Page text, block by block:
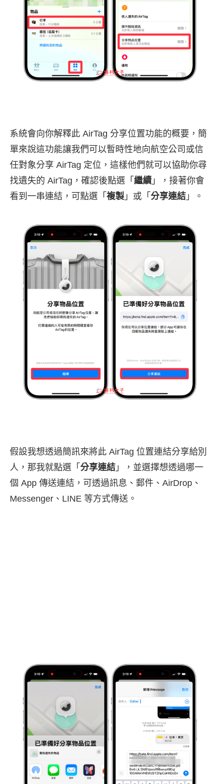
系統會向你解釋此 AirTag 分享位置功能的概要，簡
單來說這功能讓我們可以暫時性地向航空公司或信
任對象分享 AirTag 定位，這樣他們就可以協助你尋
找遺失的 AirTag，確認後點選「 繼續 」，接著你會
看到一串連結，可點選「 複製 」或「 分享連結 」。
假設我想透過簡訊來將此 AirTag 位置連結分享給別
人，那我就點選「 分享連結 」，並選擇想透過哪一
個 App 傳送連結，可透過訊息、郵件、AirDrop、
Messenger、LINE 等方式傳送。